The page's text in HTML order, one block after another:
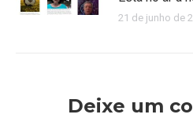
21 de junho de
Deixe um